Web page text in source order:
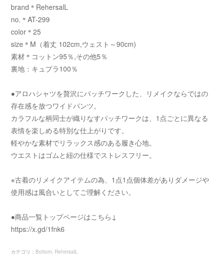
brand＊RehersalL
no.＊AT-299
color＊25
size＊M（着丈 102cm,ウェスト～90cm)
素材＊コットン95％,その他5％
裏地：キュプラ100％
●アロハシャツを贅沢にパッチワークした、リメイクならではの
存在感を放つワイドパンツ。
カラフルな柄同士が織りなすパッチワークは、1点ごとに異なる
表情を楽しめる特別な仕上がりです。
軽やかな素材でリラックス感のある履き心地。
ウエストはゴムと紐の仕様でストレスフリー。
※古着のリメイクアイテムの為、1点1点個体差がありダメージや
使用感は風合いとしてご理解ください。
●商品一覧トップページはこちら↓
https://x.gd/1fnk6
カテゴリ ： Bottom RehersalL